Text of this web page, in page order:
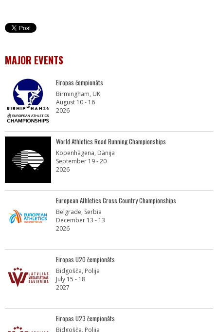
MAJOR EVENTS
Eiropas čempionāts
Birmingham, UK
August 10 - 16
2026
World Athletics Road Running Championships
Kopenhāgena, Dānija
September 19 - 20
2026
European Athletics Cross Country Championships
Belgrade, Serbia
December 13 - 13
2026
Eiropas U20 čempionāts
Bidgošča, Polija
July 15 - 18
2027
Eiropas U23 čempionāts
Bidgošča, Polija